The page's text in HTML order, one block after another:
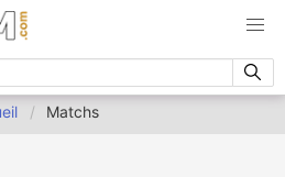
Matchs